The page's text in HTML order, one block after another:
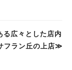
る広々とした店内
フラン丘の上店≫